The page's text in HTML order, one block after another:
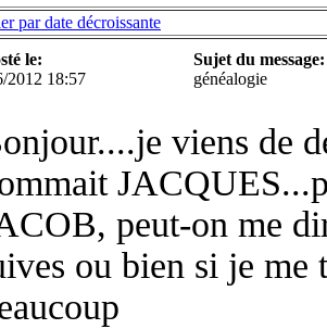
par date décroissante
le:
2012 18:57
Sujet du message:
généalogie
viens de
peut-on me
ou bien si je me